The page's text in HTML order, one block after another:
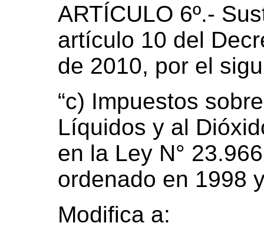
ARTÍCULO 6º.-
artículo 10 del
de 2010, por el
“c) Impuestos
Líquidos y al
en la Ley N°
ordenado en 1998
Modifica a: